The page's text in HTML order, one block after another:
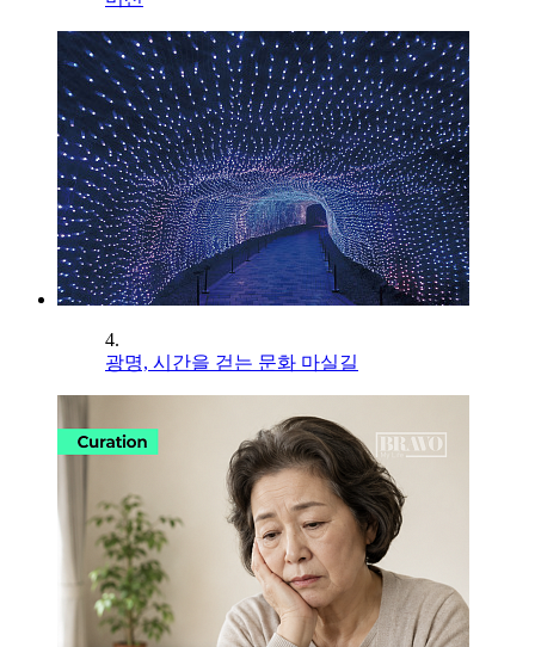
4.
광명, 시간을 걷는 문화 마실길